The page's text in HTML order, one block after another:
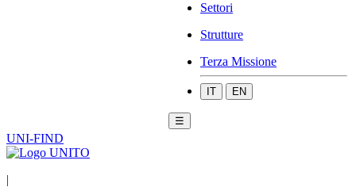
Settori
Strutture
Terza Missione
IT EN
☰
UNI-FIND
|